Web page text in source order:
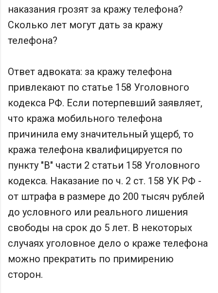
наказания грозят за кражу телефона?
Сколько лет могут дать за кражу
телефона?
Ответ адвоката: за кражу телефона
привлекают по статье 158 Уголовного
кодекса РФ. Если потерпевший заявляет,
что кража мобильного телефона
причинила ему значительный ущерб, то
кража телефона квалифицируется по
пункту "В" части 2 статьи 158 Уголовного
кодекса. Наказание по ч. 2 ст. 158 УК РФ -
от штрафа в размере до 200 тысяч рублей
до условного или реального лишения
свободы на срок до 5 лет. В некоторых
случаях уголовное дело о краже телефона
можно прекратить по примирению
сторон.